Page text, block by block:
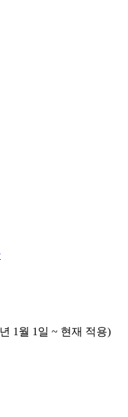
1월 1일 ~ 현재 적용)